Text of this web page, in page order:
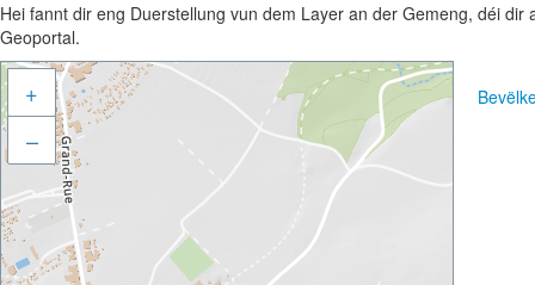
Hei fannt dir eng Duerstellung vun dem Layer an der Gemeng, déi
Geoportal.
+
–